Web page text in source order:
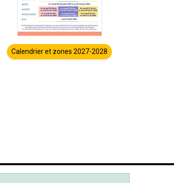
Calendrier et zones 2027-2028